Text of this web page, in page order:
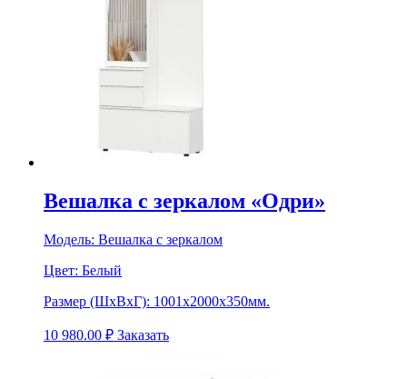
Вешалка с зеркалом «Одри»
Модель: Вешалка с зеркалом
Цвет: Белый
Размер (ШхВхГ): 1001х2000х350мм.
10 980.00 ₽ Заказать